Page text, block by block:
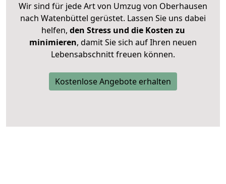
Wir sind für jede Art von Umzug von Oberhausen
nach Watenbüttel gerüstet. Lassen Sie uns dabei
helfen, den Stress und die Kosten zu
minimieren, damit Sie sich auf Ihren neuen
Lebensabschnitt freuen können.
Kostenlose Angebote erhalten